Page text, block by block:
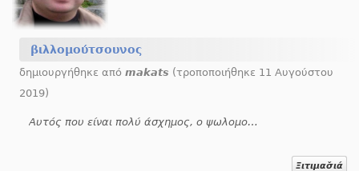
βιλλομούτσουνος
δημιουργήθηκε απόmakats (τροποποιήθηκε 11 Αυγούστου
2019)
Αυτός που είναι πολύ άσχημος, ο ψωλομούρης.
Ξιτιμασ̌ιά